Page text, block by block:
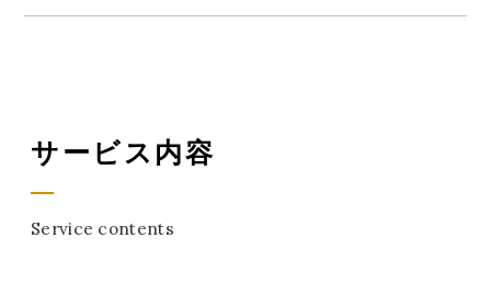
サービス内容
Service contents